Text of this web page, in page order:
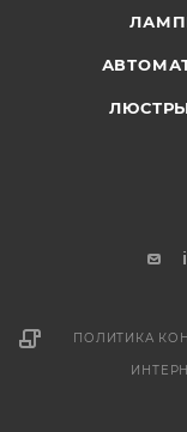
ПОЛИТИКА